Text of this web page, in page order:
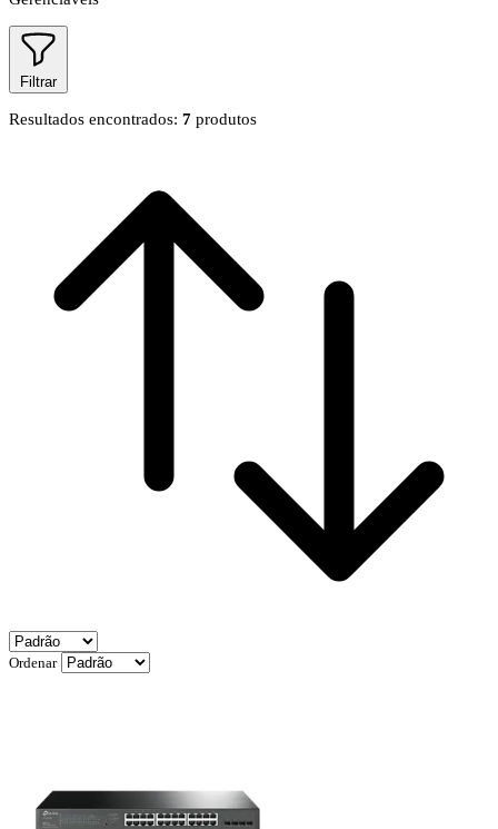
Filtrar
Resultados encontrados: 7 produtos
Ordenar